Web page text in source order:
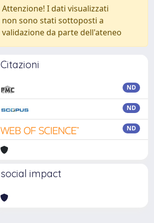
Attenzione! I dati visualizzati
non sono stati sottoposti a
validazione da parte dell'ateneo
Citazioni
ND
ND
ND
social impact